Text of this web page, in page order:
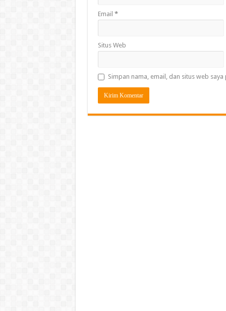
Email *
Situs Web
Simpan nama, email, dan situs web